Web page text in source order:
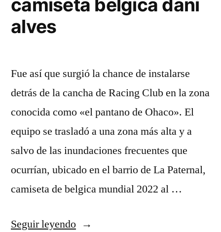
camiseta belgica dani
alves
Fue así que surgió la chance de instalarse
detrás de la cancha de Racing Club en la zona
conocida como «el pantano de Ohaco». El
equipo se trasladó a una zona más alta y a
salvo de las inundaciones frecuentes que
ocurrían, ubicado en el barrio de La Paternal,
camiseta de belgica mundial 2022 al …
Seguir leyendo«camiseta